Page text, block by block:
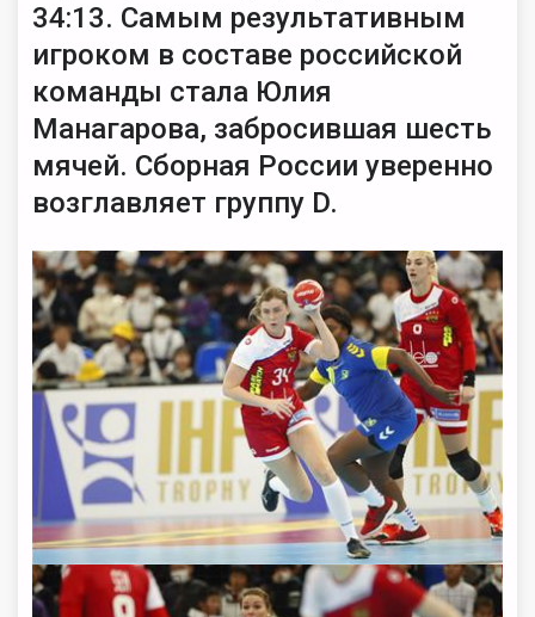
34:13. Самым результативным
игроком в составе российской
команды стала Юлия
Манагарова, забросившая шесть
мячей. Сборная России уверенно
возглавляет группу D.